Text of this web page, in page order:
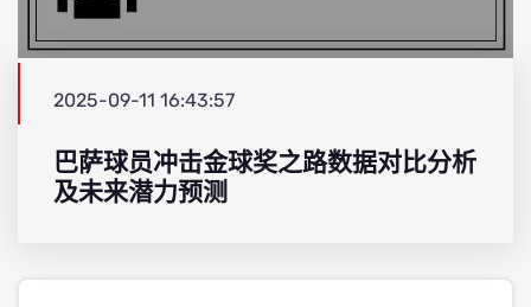
2025-09-11 16:43:57
巴萨球员冲击金球奖之路数据对比分析
及未来潜力预测